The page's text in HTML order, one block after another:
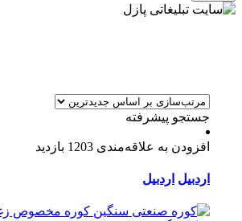
جستجو پیشرفته
افزودن به علاقه‌مندی 1203 بازدید
اردبیل اردبیل